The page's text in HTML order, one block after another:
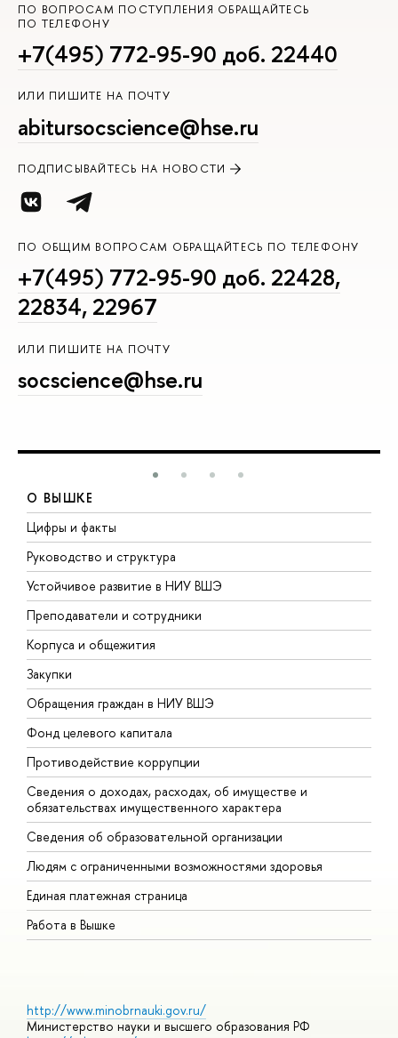
ПО ВОПРОСАМ ПОСТУПЛЕНИЯ ОБРАЩАЙТЕСЬ
ПО ТЕЛЕФОНУ
+7(495) 772-95-90 доб. 22440
ИЛИ ПИШИТЕ НА ПОЧТУ
abitursocscience@hse.ru
ПОДПИСЫВАЙТЕСЬ НА НОВОСТИ
ПО ОБЩИМ ВОПРОСАМ ОБРАЩАЙТЕСЬ ПО ТЕЛЕФОНУ
+7(495) 772-95-90 доб. 22428,
22834, 22967
ИЛИ ПИШИТЕ НА ПОЧТУ
socscience@hse.ru
О ВЫШКЕ
Цифры и факты
Руководство и структура
Устойчивое развитие в НИУ ВШЭ
Преподаватели и сотрудники
Корпуса и общежития
Закупки
Обращения граждан в НИУ ВШЭ
Фонд целевого капитала
Противодействие коррупции
Сведения о доходах, расходах, об имуществе и
обязательствах имущественного характера
Сведения об образовательной организации
Людям с ограниченными возможностями здоровья
Единая платежная страница
Работа в Вышке
http://www.minobrnauki.gov.ru/
Министерство науки и высшего образования РФ